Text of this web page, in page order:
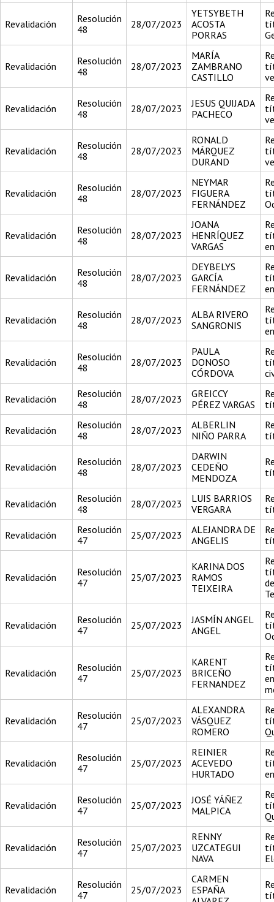
Revalidación
Resolución
48
28/07/2023
YETSYBETH
ACOSTA
PORRAS
Revalidación
Resolución
48
28/07/2023
MARÍA
ZAMBRANO
CASTILLO
Revalidación
Resolución
48
28/07/2023
JESUS QUIJADA
PACHECO
Revalidación
Resolución
48
28/07/2023
RONALD
MÁRQUEZ
DURAND
Revalidación
Resolución
48
28/07/2023
NEYMAR
FIGUERA
FERNÁNDEZ
Revalidación
Resolución
48
28/07/2023
JOANA
HENRÍQUEZ
VARGAS
Revalidación
Resolución
48
28/07/2023
DEYBELYS
GARCÍA
FERNÁNDEZ
Revalidación
Resolución
48
28/07/2023
ALBA RIVERO
SANGRONIS
Revalidación
Resolución
48
28/07/2023
PAULA
DONOSO
CÓRDOVA
Revalidación
Resolución
48
28/07/2023
GREICCY
PÉREZ VARGAS
Revalidación
Resolución
48
28/07/2023
ALBERLIN
NIÑO PARRA
Revalidación
Resolución
48
28/07/2023
DARWIN
CEDEÑO
MENDOZA
Revalidación
Resolución
48
28/07/2023
LUIS BARRIOS
VERGARA
Revalidación
Resolución
47
25/07/2023
ALEJANDRA DE
ANGELIS
Revalidación
Resolución
47
25/07/2023
KARINA DOS
RAMOS
TEIXEIRA
de
Revalidación
Resolución
47
25/07/2023
JASMÍN ANGEL
ANGEL
Revalidación
Resolución
47
25/07/2023
KARENT
BRICEÑO
FERNANDEZ
Revalidación
Resolución
47
25/07/2023
ALEXANDRA
VÁSQUEZ
ROMERO
Revalidación
Resolución
47
25/07/2023
REINIER
ACEVEDO
HURTADO
Revalidación
Resolución
47
25/07/2023
JOSÉ YÁÑEZ
MALPICA
Revalidación
Resolución
47
25/07/2023
RENNY
UZCATEGUI
NAVA
Revalidación
Resolución
47
25/07/2023
CARMEN
ESPAÑA